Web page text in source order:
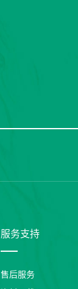
服务支持
售后服务